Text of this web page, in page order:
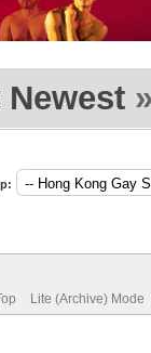
Newest
Lite (Archive) Mode